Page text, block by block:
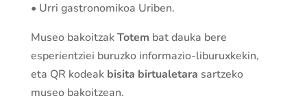
• Urri gastronomikoa Uriben.
Museo bakoitzakTotem bat dauka bere
esperientziei buruzko informazio-liburuxkekin,
eta QR kodeak bisita birtualetara sartzeko
museo bakoitzean.